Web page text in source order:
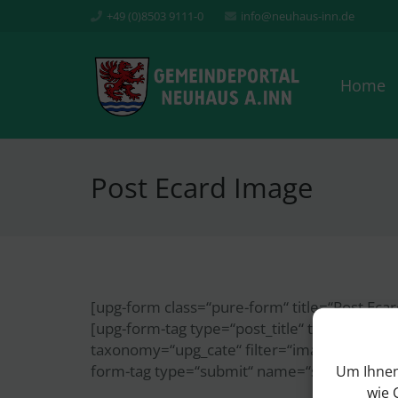
Um
wie
+49 (0)8503 9111-0 info@neuhaus-inn.de
Home
Post Ecard Image
[upg-form class=“pure-form“ title=“Post
[upg-form-tag type=“post_title“ title=“Image
taxonomy=“upg_cate“ filter=“image“] [upg-
form-tag type=“submit“ name=“submit“